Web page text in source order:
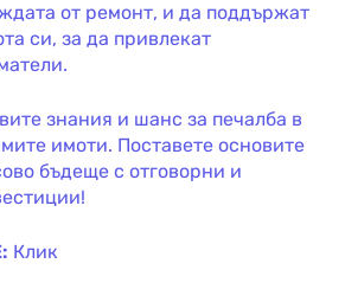
от ремонт, и да поддържат
си, за да привлекат
знания и шанс за печалба в
имоти. Поставете основите
бъдеще с отговорни и
Клик